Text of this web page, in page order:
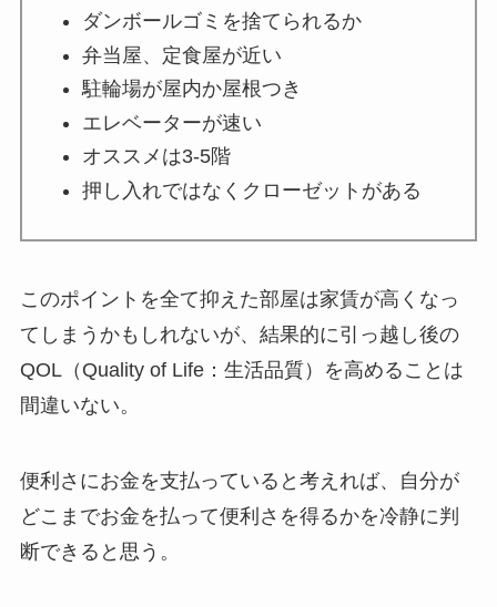
ダンボールゴミを捨てられるか
弁当屋、定食屋が近い
駐輪場が屋内か屋根つき
エレベーターが速い
オススメは3-5階
押し入れではなくクローゼットがある
このポイントを全て抑えた部屋は家賃が高くなっ
てしまうかもしれないが、結果的に引っ越し後の
QOL（Quality of Life：生活品質）を高めることは
間違いない。
便利さにお金を支払っていると考えれば、自分が
どこまでお金を払って便利さを得るかを冷静に判
断できると思う。